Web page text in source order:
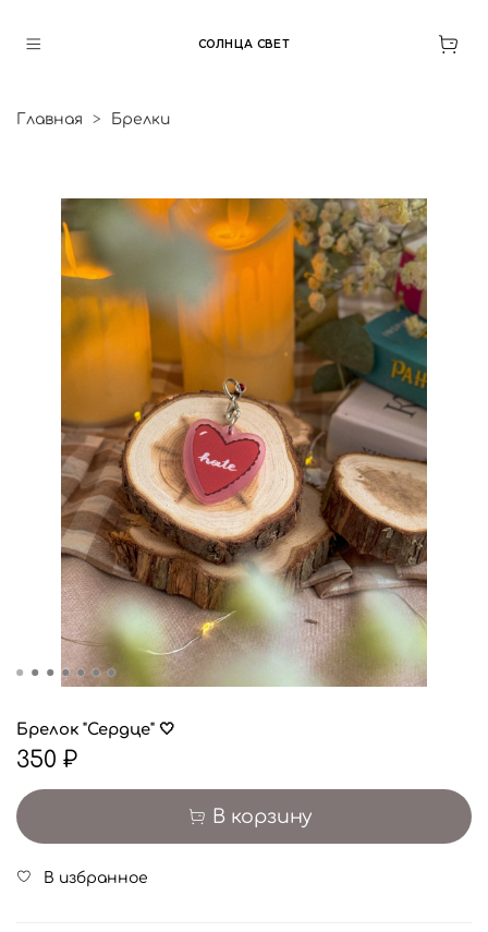
СОЛНЦА СВЕТ
Главная Брелки
Брелок "Сердце" 🤍
350 ₽
В корзину
В избранное